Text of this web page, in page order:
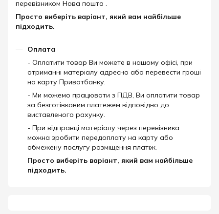
перевізником Нова пошта .
Просто виберіть варіант, який вам найбільше
підходить.
Оплата
- Оплатити товар Ви можете в нашому офісі, при
отриманні матеріалу адресно або перевести гроші
на карту Приватбанку.
- Ми можемо працювати з ПДВ, Ви оплатити товар
за безготівковим платежем відповідно до
виставленого рахунку.
- При відправці матеріалу через перевізника
можна зробити передоплату на карту або
обмежену послугу розміщення платіж.
Просто виберіть варіант, який вам найбільше
підходить.